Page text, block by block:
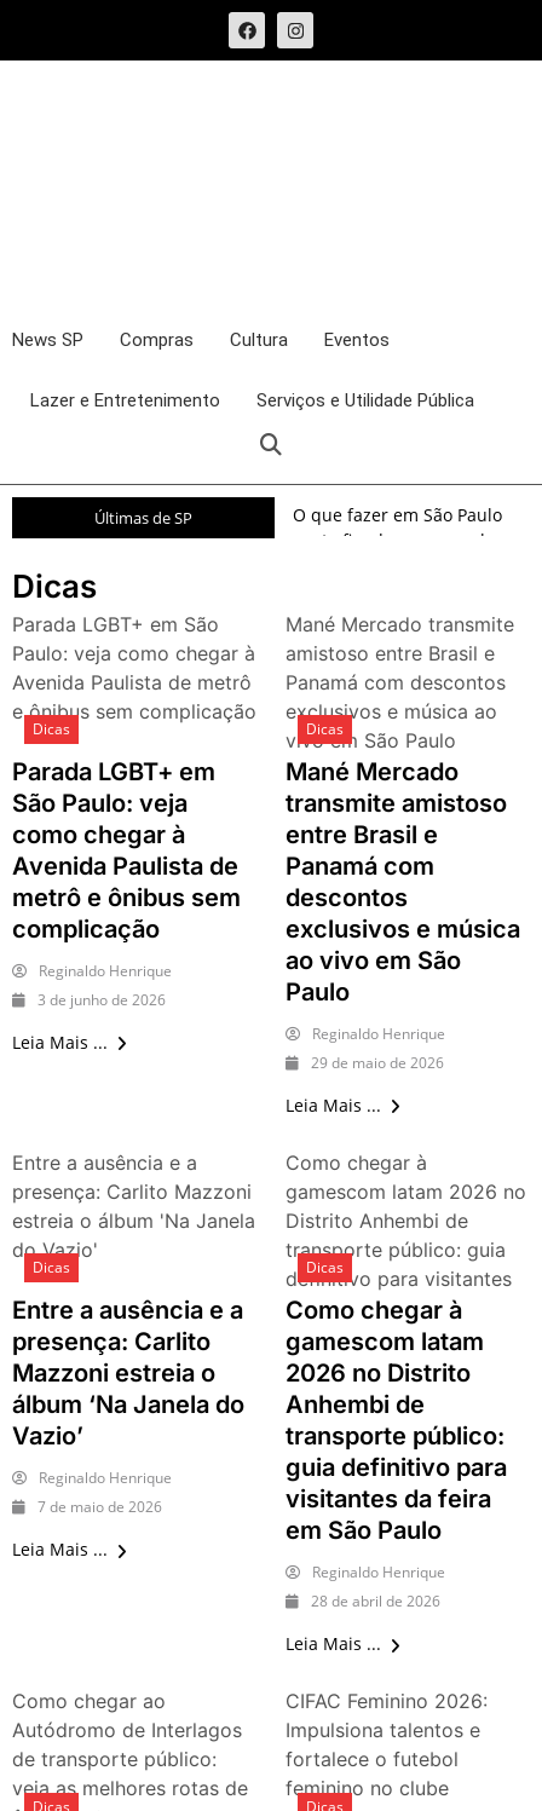
News SP Compras Cultura Eventos
Lazer e Entretenimento Serviços e Utilidade Pública
Últimas de SP
O que fazer em São Paulo
neste fim de semana: shows,
O que fazer em São Paulo
neste fim de semana: 15
passeios imperdíveis nos
dias 8 e 9 de agosto de 2026
100ª Festa da Achiropita
transforma o Bixiga em um
pedaço da Itália durante
agosto de 2026
O que fazer em São Paulo
em agosto de 2026: festas
italianas, eventos,
exposições, parques e
passeios imperdíveis
O que fazer em São Paulo
nos dias 25 e 26 de julho:
festas, shows, exposições e
passeios imperdíveis
O que fazer em São Paulo
2026: festas julinas, shows,
e passeios imperdíveis
Dicas
Parada LGBT+ em São
Paulo: veja como chegar à
Avenida Paulista de metrô
e ônibus sem complicação
Dicas
Parada LGBT+ em
São Paulo: veja
como chegar à
Avenida Paulista de
metrô e ônibus sem
complicação
Reginaldo Henrique
3 de junho de 2026
Leia Mais ...
Mané Mercado transmite
amistoso entre Brasil e
Panamá com descontos
exclusivos e música ao
vivo em São Paulo
Dicas
Mané Mercado
transmite amistoso
entre Brasil e
Panamá com
descontos
exclusivos e música
ao vivo em São
Paulo
Reginaldo Henrique
29 de maio de 2026
Leia Mais ...
Entre a ausência e a
presença: Carlito Mazzoni
estreia o álbum 'Na Janela
do Vazio'
Dicas
Entre a ausência e a
presença: Carlito
Mazzoni estreia o
álbum ‘Na Janela do
Vazio’
Reginaldo Henrique
7 de maio de 2026
Leia Mais ...
Como chegar à
gamescom latam 2026 no
Distrito Anhembi de
transporte público: guia
definitivo para visitantes
da feira em São Paulo
Dicas
Como chegar à
gamescom latam
2026 no Distrito
Anhembi de
transporte público:
guia definitivo para
visitantes da feira
em São Paulo
Reginaldo Henrique
28 de abril de 2026
Leia Mais ...
Como chegar ao
Autódromo de Interlagos
de transporte público:
veja as melhores rotas de
Dicas
CIFAC Feminino 2026:
Impulsiona talentos e
fortalece o futebol
feminino no clube
Dicas